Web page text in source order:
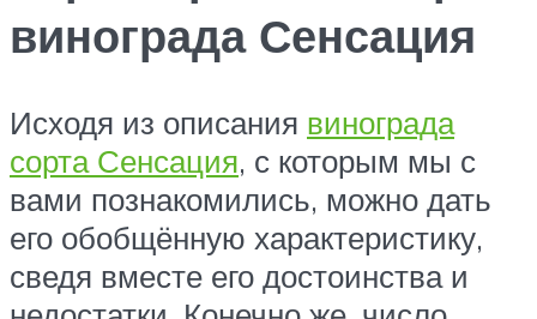
винограда Сенсация
Исходя из описания винограда
сорта Сенсация, с которым мы с
вами познакомились, можно дать
его обобщённую характеристику,
сведя вместе его достоинства и